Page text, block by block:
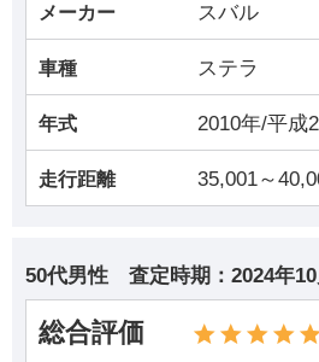
メーカー スバル
車種 ステラ
年式 2010年/平成
走行距離 35,001～
50代男性 査定時期： 2024年10
総合評価